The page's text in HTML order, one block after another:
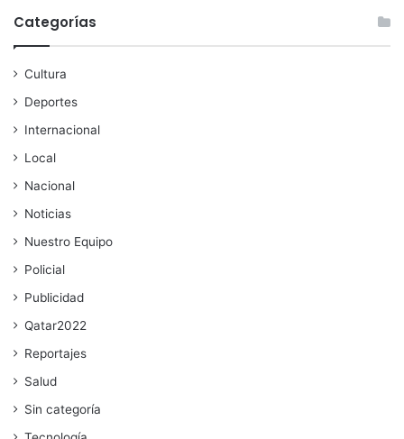
Categorías
Cultura
Deportes
Internacional
Local
Nacional
Noticias
Nuestro Equipo
Policial
Publicidad
Qatar2022
Reportajes
Salud
Sin categoría